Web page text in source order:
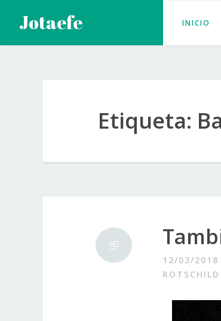
contenido
Jotaefe INICIO
Etiqueta:
12/03/2018
ROTSCHILD